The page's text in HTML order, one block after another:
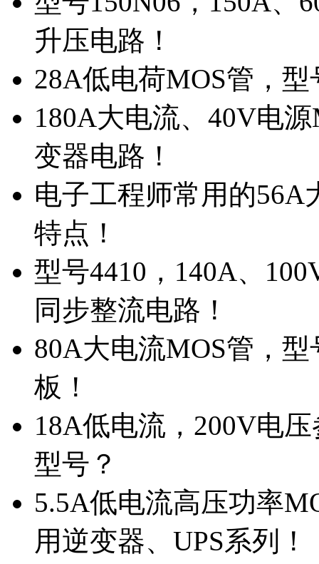
升压电路！
28A低电荷MOS管，
180A大电流、40V电
变器电路！
电子工程师常用的56A
特点！
型号4410，140A、
同步整流电路！
80A大电流MOS管，
板！
18A低电流，200V电
型号？
5.5A低电流高压功率
用逆变器、UPS系列！